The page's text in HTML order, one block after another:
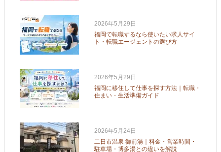
2026年5月29日
福岡で転職するなら使いたい求人サイ
ト・転職エージェントの選び方
2026年5月29日
福岡に移住して仕事を探す方法｜転職・
住まい・生活準備ガイド
2026年5月24日
二日市温泉 御前湯｜料金・営業時間・
駐車場・博多湯との違いを解説